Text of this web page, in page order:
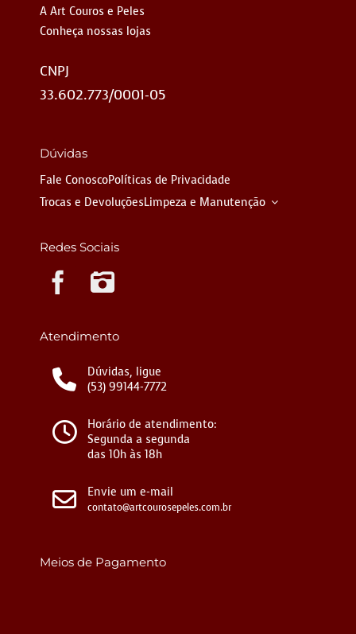
A Art Couros e Peles
Conheça nossas lojas
CNPJ
33.602.773/0001-05
Dúvidas
Fale ConoscoPolíticas de Privacidade
Trocas e DevoluçõesLimpeza e Manutenção
Redes Sociais
Atendimento
Dúvidas, ligue
(53) 99144-7772
Horário de atendimento:
Segunda a segunda
das 10h às 18h
Envie um e-mail
contato@artcourosepeles.com.br
Meios de Pagamento